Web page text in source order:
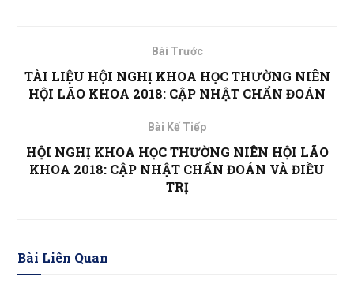
Bài Trước
TÀI LIỆU HỘI NGHỊ KHOA HỌC THƯỜNG NIÊN
HỘI LÃO KHOA 2018: CẬP NHẬT CHẨN ĐOÁN
Bài Kế Tiếp
HỘI NGHỊ KHOA HỌC THƯỜNG NIÊN HỘI LÃO
KHOA 2018: CẬP NHẬT CHẨN ĐOÁN VÀ ĐIỀU
TRỊ
Bài Liên Quan